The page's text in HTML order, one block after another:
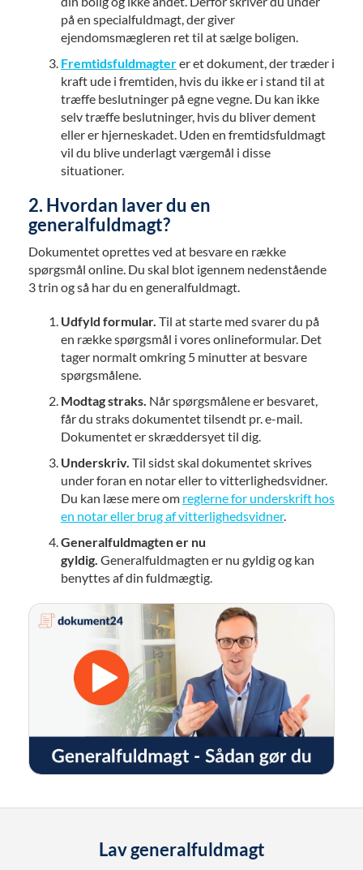
på en specialfuldmagt, der giver
ejendomsmægleren ret til at sælge boligen.
Fremtidsfuldmagterer et dokument, der træder i
kraft ude i fremtiden, hvis du ikke er i stand til at
træffe beslutninger på egne vegne. Du kan ikke
selv træffe beslutninger, hvis du bliver dement
eller er hjerneskadet. Uden en fremtidsfuldmagt
vil du blive underlagt værgemål i disse
situationer.
2. Hvordan laver du en
generalfuldmagt?
Dokumentet oprettes ved at besvare en række
spørgsmål online. Du skal blot igennem nedenstående
3 trin og så har du en generalfuldmagt.
Udfyld formular. Til at starte med svarer du på
en række spørgsmål i vores onlineformular. Det
tager normalt omkring 5 minutter at besvare
spørgsmålene.
Modtag straks. Når spørgsmålene er besvaret,
får du straks dokumentet tilsendt pr. e-mail.
Dokumentet er skræddersyet til dig.
Underskriv. Til sidst skal dokumentet skrives
under foran en notar eller to vitterlighedsvidner.
Du kan læse mere om reglerne for underskrift hos
en notar eller brug af vitterlighedsvidner.
Generalfuldmagten er nu
gyldig. Generalfuldmagten er nu gyldig og kan
benyttes af din fuldmægtig.
Lav generalfuldmagt